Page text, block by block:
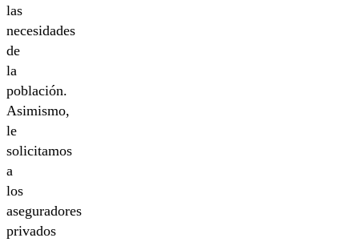
las
necesidades
de
la
población.
Asimismo,
le
solicitamos
a
los
aseguradores
privados